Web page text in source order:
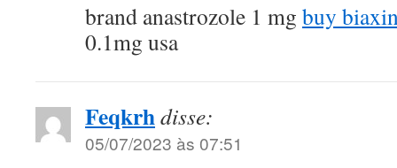
brand anastrozole 1 mg buy
0.1mg usa
Feqkrhdisse:
05/07/2023 às 07:51